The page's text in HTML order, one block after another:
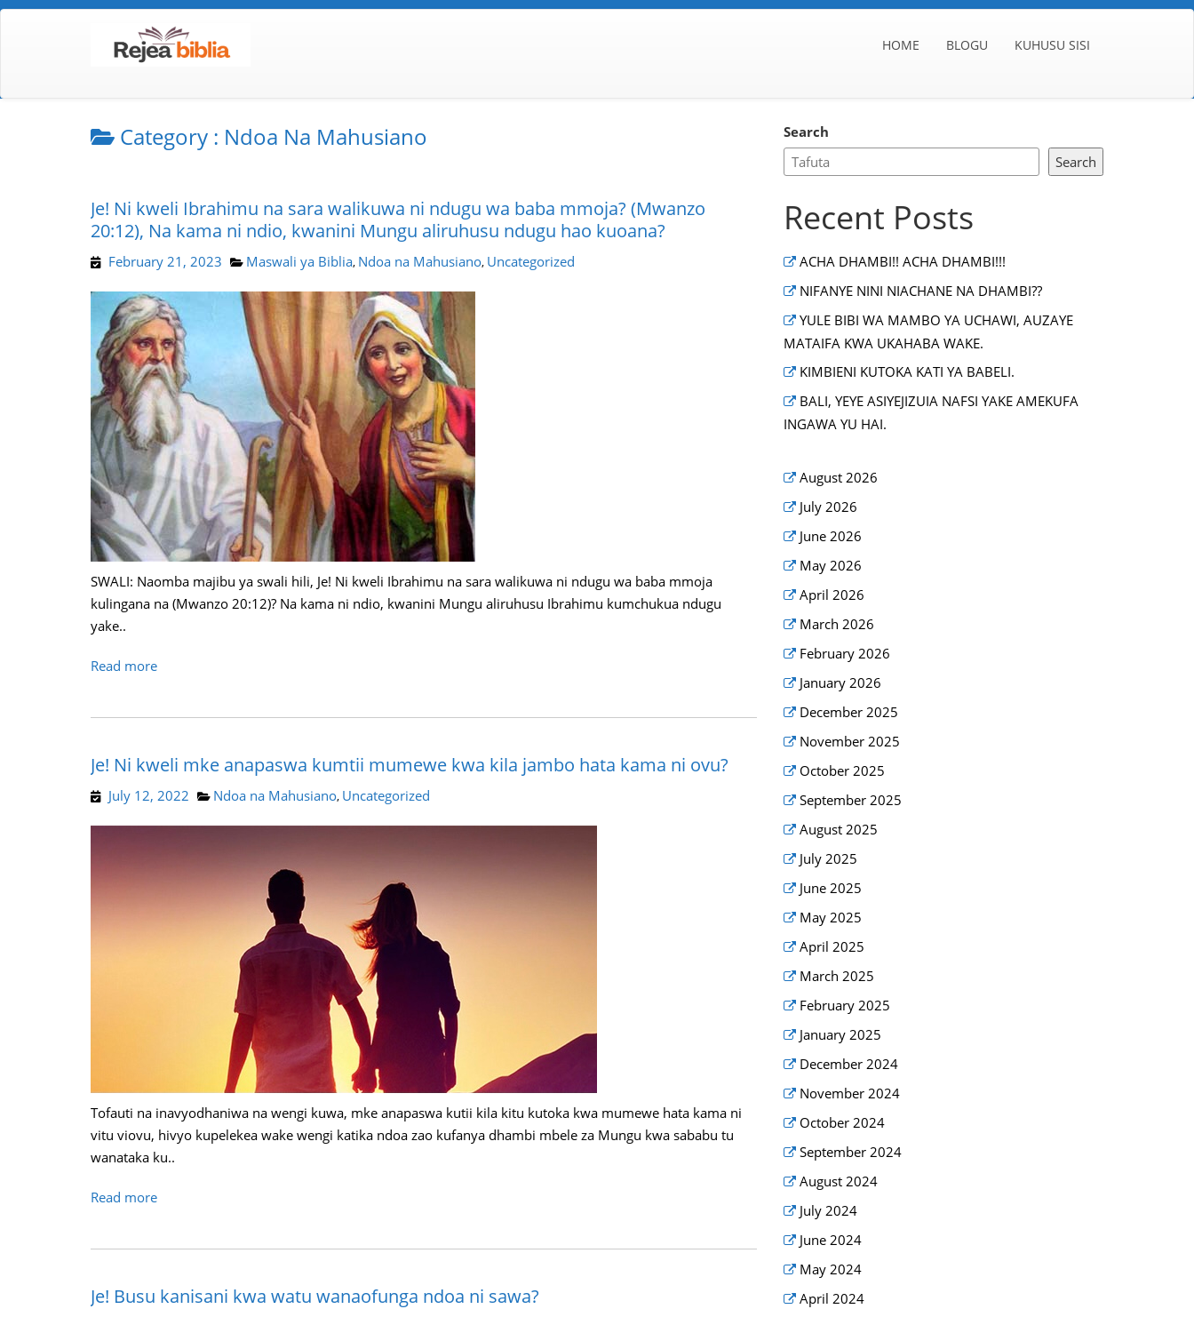
HOME BLOGU KUHUSU SISI
Category : Ndoa Na Mahusiano
Je! Ni kweli Ibrahimu na sara walikuwa ni ndugu wa baba mmoja? (Mwanzo
20:12), Na kama ni ndio, kwanini Mungu aliruhusu ndugu hao kuoana?
February 21, 2023 Maswali ya Biblia, Ndoa na Mahusiano, Uncategorized
SWALI: Naomba majibu ya swali hili, Je! Ni kweli Ibrahimu na sara walikuwa ni ndugu wa baba mmoja
kulingana na (Mwanzo 20:12)? Na kama ni ndio, kwanini Mungu aliruhusu Ibrahimu kumchukua ndugu
yake..
Read more
Je! Ni kweli mke anapaswa kumtii mumewe kwa kila jambo hata kama ni ovu?
July 12, 2022 Ndoa na Mahusiano, Uncategorized
Tofauti na inavyodhaniwa na wengi kuwa, mke anapaswa kutii kila kitu kutoka kwa mumewe hata kama ni
vitu viovu, hivyo kupelekea wake wengi katika ndoa zao kufanya dhambi mbele za Mungu kwa sababu tu
wanataka ku..
Read more
Je! Busu kanisani kwa watu wanaofunga ndoa ni sawa?
Search
Search
Recent Posts
ACHA DHAMBI!! ACHA DHAMBI!!!
NIFANYE NINI NIACHANE NA DHAMBI??
YULE BIBI WA MAMBO YA UCHAWI, AUZAYE
MATAIFA KWA UKAHABA WAKE.
KIMBIENI KUTOKA KATI YA BABELI.
BALI, YEYE ASIYEJIZUIA NAFSI YAKE AMEKUFA
INGAWA YU HAI.
August 2026
July 2026
June 2026
May 2026
April 2026
March 2026
February 2026
January 2026
December 2025
November 2025
October 2025
September 2025
August 2025
July 2025
June 2025
May 2025
April 2025
March 2025
February 2025
January 2025
December 2024
November 2024
October 2024
September 2024
August 2024
July 2024
June 2024
May 2024
April 2024